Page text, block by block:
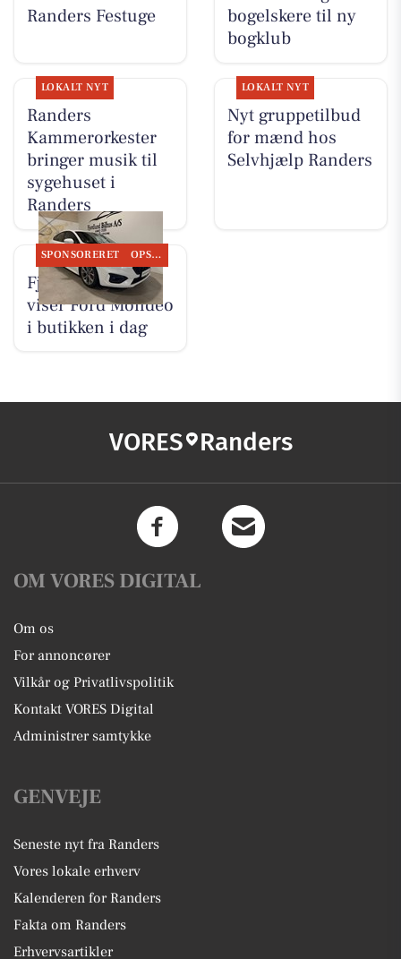
Randers Festuge
bogelskere til ny
bogklub
LOKALT NYT
Randers
Kammerorkester
bringer musik til
sygehuset i
Randers
LOKALT NYT
Nyt gruppetilbud
for mænd hos
Selvhjælp Randers
SPONSORERET OPSLAGSTAVLEN
Fjordlund Bilhus
viser Ford Mondeo
i butikken i dag
VORES Randers
OM VORES DIGITAL
Om os
For annoncører
Vilkår og Privatlivspolitik
Kontakt VORES Digital
Administrer samtykke
GENVEJE
Seneste nyt fra Randers
Vores lokale erhverv
Kalenderen for Randers
Fakta om Randers
Erhvervsartikler